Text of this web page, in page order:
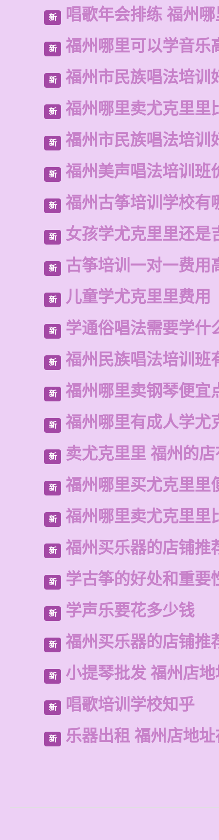
新 唱歌年会排练 福州
新 福州哪里可以学音乐
新 福州市民族唱法培训
新 福州哪里卖尤克里里
新 福州市民族唱法培训
新 福州美声唱法培训班
新 福州古筝培训学校有
新 女孩学尤克里里还是
新 古筝培训一对一费用
新 儿童学尤克里里费用
新 学通俗唱法需要学什
新 福州民族唱法培训班
新 福州哪里卖钢琴便宜
新 福州哪里有成人学尤
新 卖尤克里里 福州的
新 福州哪里买尤克里里
新 福州哪里卖尤克里里
新 福州买乐器的店铺推
新 学古筝的好处和重要
新 学声乐要花多少钱
新 福州买乐器的店铺推
新 小提琴批发 福州店
新 唱歌培训学校知乎
新 乐器出租 福州店地